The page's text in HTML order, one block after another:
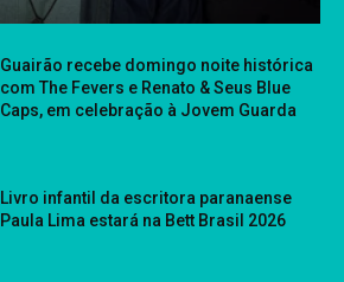
Guairão recebe domingo noite histórica
com The Fevers e Renato & Seus Blue
Caps, em celebração à Jovem Guarda
Livro infantil da escritora paranaense
Paula Lima estará na Bett Brasil 2026